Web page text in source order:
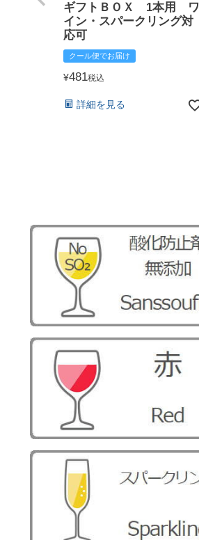
ギフトＢＯＸ 1本用 ワ
イン・スパークリング対
応可
クール便でお届け
¥481税込
詳細を見る